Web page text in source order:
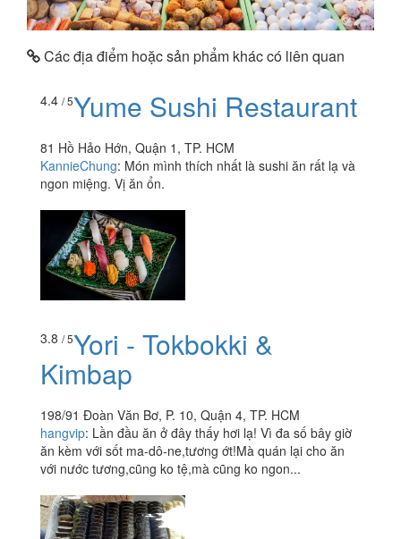
Các địa điểm hoặc sản phẩm khác có liên quan
4.4 / 5Yume Sushi Restaurant
81 Hồ Hảo Hớn, Quận 1, TP. HCM
KannieChung: Món mình thích nhất là sushi ăn rất lạ và
ngon miệng. Vị ăn ổn.
3.8 / 5Yori - Tokbokki &
Kimbap
198/91 Đoàn Văn Bơ, P. 10, Quận 4, TP. HCM
hangvip: Lần đầu ăn ở đây thấy hơi lạ! Vì đa số bây giờ
ăn kèm với sốt ma-dô-ne,tương ớt!Mà quán lại cho ăn
với nước tương,cũng ko tệ,mà cũng ko ngon...